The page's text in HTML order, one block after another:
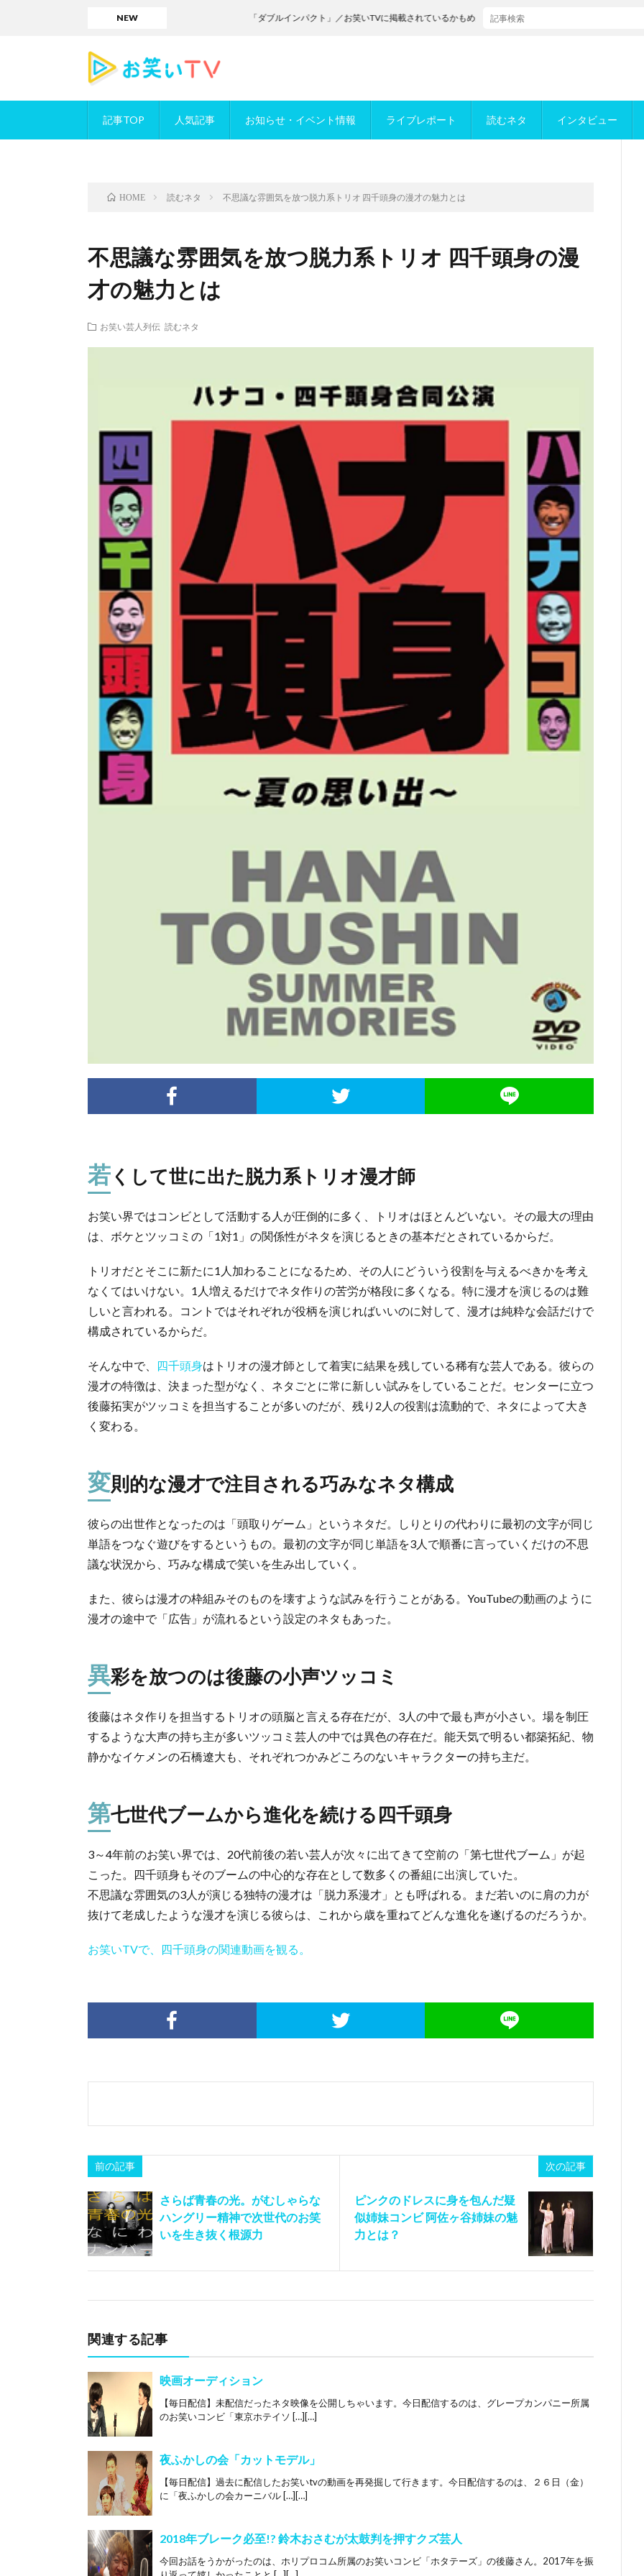
記事TOP 人気記事 お知らせ・イベント情報 ライブレポート 読むネタ インタビュー
NEW 「ダブルインパクト」／お笑いTVに掲載されているかもめんたるが決勝進出！
HOME 読むネタ 不思議な雰囲気を放つ脱力系トリオ 四千頭身の漫才の魅力とは
不思議な雰囲気を放つ脱力系トリオ 四千頭身の漫
才の魅力とは
お笑い芸人列伝 読むネタ
若くして世に出た脱力系トリオ漫才師
お笑い界ではコンビとして活動する人が圧倒的に多く、トリオはほとんどいない。その最大の理由
は、ボケとツッコミの「1対1」の関係性がネタを演じるときの基本だとされているからだ。
トリオだとそこに新たに1人加わることになるため、その人にどういう役割を与えるべきかを考え
なくてはいけない。1人増えるだけでネタ作りの苦労が格段に多くなる。特に漫才を演じるのは難
しいと言われる。コントではそれぞれが役柄を演じればいいのに対して、漫才は純粋な会話だけで
構成されているからだ。
そんな中で、 四千頭身はトリオの漫才師として着実に結果を残している稀有な芸人である。彼らの
漫才の特徴は、決まった型がなく、ネタごとに常に新しい試みをしていることだ。センターに立つ
後藤拓実がツッコミを担当することが多いのだが、残り2人の役割は流動的で、ネタによって大き
く変わる。
変則的な漫才で注目される巧みなネタ構成
彼らの出世作となったのは「頭取りゲーム」というネタだ。しりとりの代わりに最初の文字が同じ
単語をつなぐ遊びをするというもの。最初の文字が同じ単語を3人で順番に言っていくだけの不思
議な状況から、巧みな構成で笑いを生み出していく。
また、彼らは漫才の枠組みそのものを壊すような試みを行うことがある。YouTubeの動画のように
漫才の途中で「広告」が流れるという設定のネタもあった。
異彩を放つのは後藤の小声ツッコミ
後藤はネタ作りを担当するトリオの頭脳と言える存在だが、3人の中で最も声が小さい。場を制圧
するような大声の持ち主が多いツッコミ芸人の中では異色の存在だ。能天気で明るい都築拓紀、物
静かなイケメンの石橋遼大も、それぞれつかみどころのないキャラクターの持ち主だ。
第七世代ブームから進化を続ける四千頭身
3～4年前のお笑い界では、20代前後の若い芸人が次々に出てきて空前の「第七世代ブーム」が起
こった。四千頭身もそのブームの中心的な存在として数多くの番組に出演していた。
不思議な雰囲気の3人が演じる独特の漫才は「脱力系漫才」とも呼ばれる。まだ若いのに肩の力が
抜けて老成したような漫才を演じる彼らは、これから歳を重ねてどんな進化を遂げるのだろうか。
お笑いTVで、四千頭身の関連動画を観る。
前の記事
さらば青春の光。がむしゃらな
ハングリー精神で次世代のお笑
いを生き抜く根源力
次の記事
ピンクのドレスに身を包んだ疑
似姉妹コンビ 阿佐ヶ谷姉妹の魅
力とは？
関連する記事
映画オーディション
【毎日配信】未配信だったネタ映像を公開しちゃいます。今日配信するのは、グレープカンパニー所属
のお笑いコンビ「東京ホテイソ […][…]
夜ふかしの会「カットモデル」
【毎日配信】過去に配信したお笑いtvの動画を再発掘して行きます。今日配信するのは、２６日（金）
に「夜ふかしの会カーニバル […][…]
2018年ブレーク必至!? 鈴木おさむが太鼓判を押すクズ芸人
今回お話をうかがったのは、ホリプロコム所属のお笑いコンビ「ホタテーズ」の後藤さん。2017年を振